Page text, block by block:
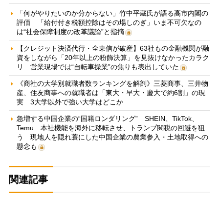
「何がやりたいのか分からない」竹中平蔵氏が語る高市内閣の
評価 「給付付き税額控除はその場しのぎ」いま不可欠なの
は“社会保障制度の改革議論”と指摘
【クレジット決済代行・全東信が破産】63社もの金融機関が融
資をしながら「20年以上の粉飾決算」を見抜けなかったカラク
リ 営業現場では“自転車操業”の焦りも表出していた
《商社の大学別就職者数ランキングを解剖》三菱商事、三井物
産、住友商事への就職者は「東大・早大・慶大で約6割」の現
実 3大学以外で強い大学はどこか
急増する中国企業の“国籍ロンダリング” SHEIN、TikTok、
Temu…本社機能を海外に移転させ、トランプ関税の回避を狙
う 現地人を隠れ蓑にした中国企業の農業参入・土地取得への
懸念も
関連記事